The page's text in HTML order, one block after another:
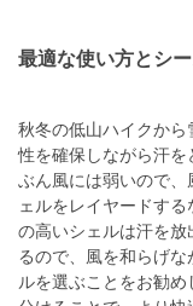
最適な使い方とシ
秋冬の低山ハイクか
性を確保しながら汗
ぶん風には弱いので
ェルをレイヤードす
の高いシェルは汗を
るので、風を和らげ
ルを選ぶことをお勧